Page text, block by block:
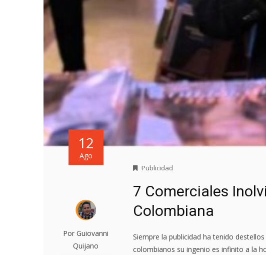
12
Ago
Por Guiovanni
Quijano
Publicidad
7 Comerciales
Colombiana
Siempre la publicidad ha tenido
colombianos su ingenio es infinito a la